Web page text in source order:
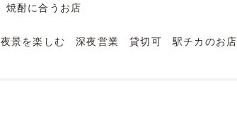
焼酎に合うお店
夜景を楽しむ 深夜営業 貸切可 駅チカのお店